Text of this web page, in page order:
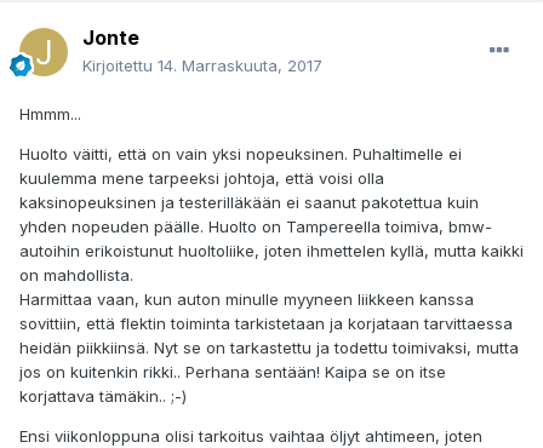
Jonte
Kirjoitettu 14. Marraskuuta, 2017
Hmmm...
Huolto väitti, että on vain yksi nopeuksinen. Puhaltimelle ei
kuulemma mene tarpeeksi johtoja, että voisi olla
kaksinopeuksinen ja testerilläkään ei saanut pakotettua kuin
yhden nopeuden päälle. Huolto on Tampereella toimiva, bmw-
autoihin erikoistunut huoltoliike, joten ihmettelen kyllä, mutta kaikki
on mahdollista.
Harmittaa vaan, kun auton minulle myyneen liikkeen kanssa
sovittiin, että flektin toiminta tarkistetaan ja korjataan tarvittaessa
heidän piikkiinsä. Nyt se on tarkastettu ja todettu toimivaksi, mutta
jos on kuitenkin rikki.. Perhana sentään! Kaipa se on itse
korjattava tämäkin.. ;-)
Ensi viikonloppuna olisi tarkoitus vaihtaa öljyt ahtimeen, joten